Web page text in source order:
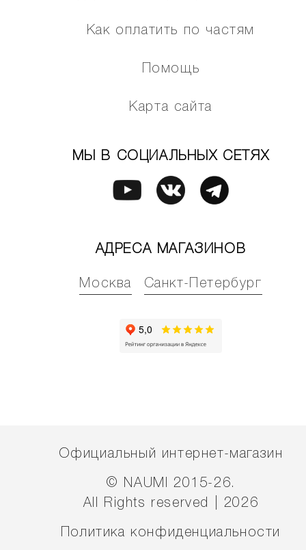
Как оплатить по частям
Помощь
Карта сайта
МЫ В СОЦИАЛЬНЫХ СЕТЯХ
АДРЕСА МАГАЗИНОВ
Москва Санкт-Петербург
Официальный интернет-магазин
© NAUMI 2015-26.
All Rights reserved | 2026
Политика конфиденциальности